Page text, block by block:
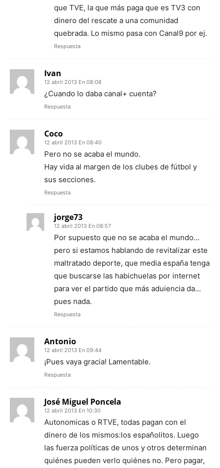
que TVE, la que más paga que es TV3 con
dinero del rescate a una comunidad
quebrada. Lo mismo pasa con Canal9 por ej.
Respuesta
Ivan
12 abril 2013 En 08:08
¿Cuando lo daba canal+ cuenta?
Respuesta
Coco
12 abril 2013 En 08:40
Pero no se acaba el mundo.
Hay vida al margen de los clubes de fútbol y
sus secciones.
Respuesta
jorge73
12 abril 2013 En 08:57
Por supuesto que no se acaba el mundo…
pero si estamos hablando de revitalizar este
maltratado deporte, que media españa tenga
que buscarse las habichuelas por internet
para ver el partido que más aduiencia da…
pues nada.
Respuesta
Antonio
12 abril 2013 En 09:44
¡Pues vaya gracia! Lamentable.
Respuesta
José Miguel Poncela
12 abril 2013 En 10:30
Autonomicas o RTVE, todas pagan con el
dinero de los mismos:los españolitos. Luego
las fuerza políticas de unos y otros determinan
quiénes pueden verlo quiénes no. Pero pagar,